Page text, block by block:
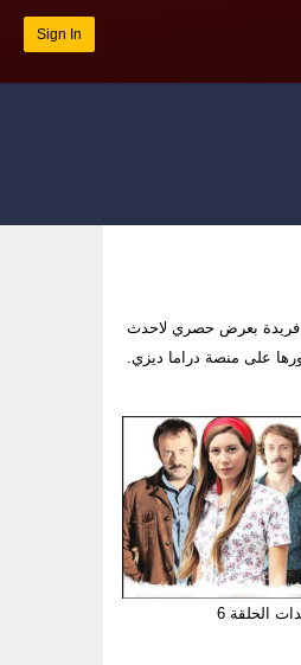
Sign In
فريدة بعرض حصري لاحدث
على منصة دراما ديزي.
الحلقة 6